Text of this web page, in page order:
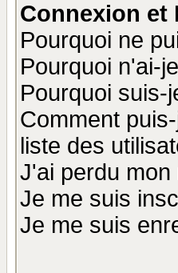
Connexion et
Pourquoi ne
Pourquoi n'ai-
Pourquoi suis-
Comment
liste des
J'ai perdu
Je me suis
Je me suis